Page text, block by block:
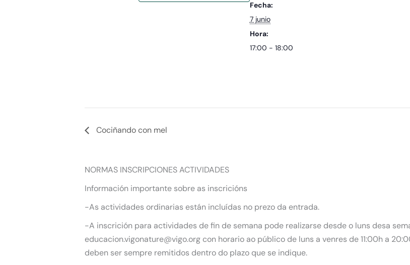
Fecha:
7 junio
Hora:
17:00 - 18:00
Cociñando con mel
NORMAS INSCRIPCIONES ACTIVIDADES
Información importante sobre as inscricións
-As actividades ordinarias están incluídas no prezo da entrada.
-A inscrición para actividades de fin de semana pode realizarse desde o luns desa
educacion.vigonature@vigo.org con horario ao público de luns a venres de 11:00h a
deben ser sempre remitidos dentro do plazo que se indique.